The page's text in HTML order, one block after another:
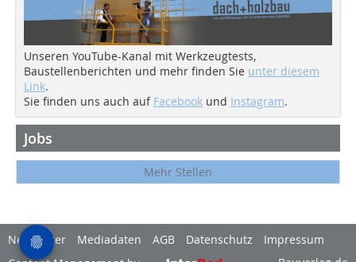
Unseren YouTube-Kanal mit Werkzeugtests,
Baustellenberichten und mehr finden Sie unter diesem
Link.
Sie finden uns auch auf Facebook und Instagram.
Jobs
Mehr Stellen
Newsletter Mediadaten AGB Datenschutz
Impressum